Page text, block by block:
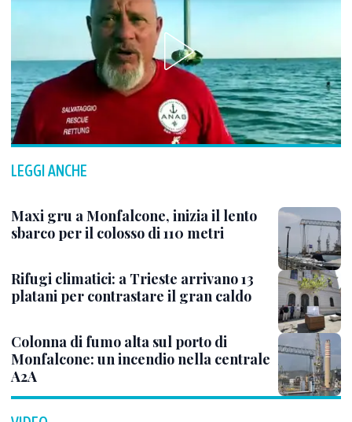
LEGGI ANCHE
Maxi gru a Monfalcone, inizia il lento
sbarco per il colosso di 110 metri
Rifugi climatici: a Trieste arrivano 13
platani per contrastare il gran caldo
Colonna di fumo alta sul porto di
Monfalcone: un incendio nella centrale
A2A